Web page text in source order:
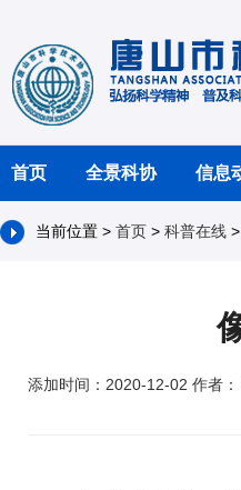
首页 全景科协 信息
当前位置 > 首页 > 科普在线 >
添加时间：2020-12-02 作者